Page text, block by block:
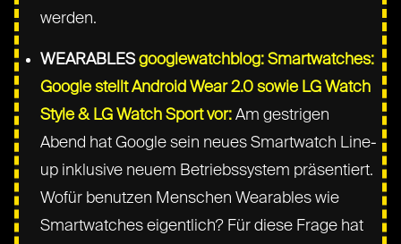
werden.
WEARABLESgooglewatchblog: Smartwatches:
Google stellt Android Wear 2.0 sowie LG Watch
Style & LG Watch Sport vor: Am gestrigen
Abend hat Google sein neues Smartwatch Line-
up inklusive neuem Betriebssystem präsentiert.
Wofür benutzen Menschen Wearables wie
Smartwatches eigentlich? Für diese Frage hat